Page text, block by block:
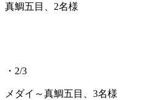
真鯛五目、2名様
・2/3
メダイ～真鯛五目、3名様